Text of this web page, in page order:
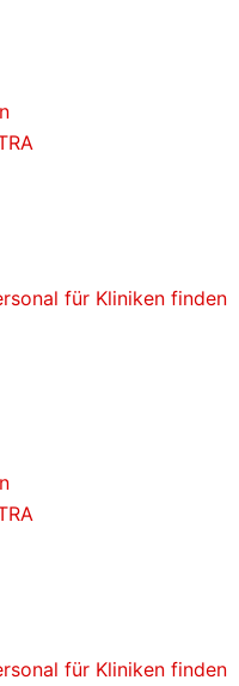
für Kliniken finden
für Kliniken finden